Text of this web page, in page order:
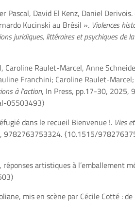
Pascal, David El Kenz, Daniel
Kucinski au Brésil ». Violences
juridiques, littéraires et psychiques de
Raulet-Marcel, Anne
Franchini; Caroline Raulet-
à l’action, In Press, pp.17-30,
05503493⟩
dans le recueil Bienvenue !. Vies
9782763753324. ⟨10.1515/
artistiques à l’emballement
mis en scène par Cécile Cotté :